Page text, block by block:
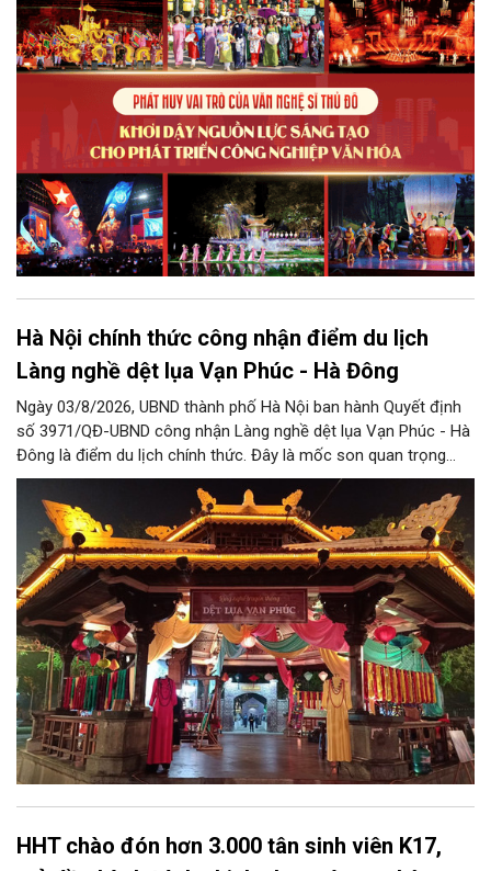
điều kiện để nguồn lực sáng tạo ấy phát triển sẽ là “chìa khóa”
để Hà Nội khai thác hiệu quả tiềm năng văn hóa, nâng cao năng
lực cạnh tranh và khẳng định vị thế của một trung tâm sáng tạo
trong kỷ nguyên mới.
Hà Nội chính thức công nhận điểm du lịch
Làng nghề dệt lụa Vạn Phúc - Hà Đông
Ngày 03/8/2026, UBND thành phố Hà Nội ban hành Quyết định
số 3971/QĐ-UBND công nhận Làng nghề dệt lụa Vạn Phúc - Hà
Đông là điểm du lịch chính thức. Đây là mốc son quan trọng
trong hành trình bảo tồn di sản văn hóa, đồng thời tạo cơ hội
lớn để làng nghề khẳng định vị thế, phát triển du lịch văn hóa
bền vững và lan tỏa tinh hoa lụa Việt.
HHT chào đón hơn 3.000 tân sinh viên K17,